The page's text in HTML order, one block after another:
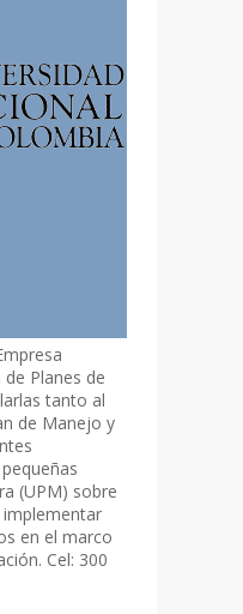
Planes de
tanto al
de Manejo y
(UPM) sobre
en el marco
Cel: 300